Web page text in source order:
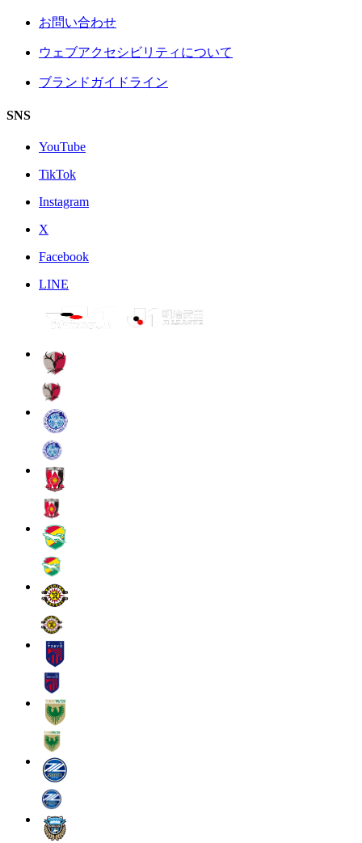
お問い合わせ
ウェブアクセシビリティについて
ブランドガイドライン
SNS
YouTube
TikTok
Instagram
X
Facebook
LINE